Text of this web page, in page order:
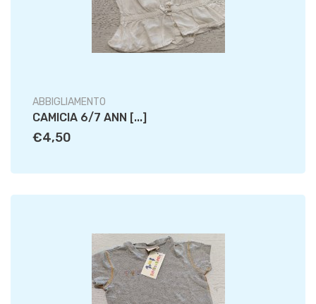
ABBIGLIAMENTO
CAMICIA 6/7 ANN [...]
€4,50